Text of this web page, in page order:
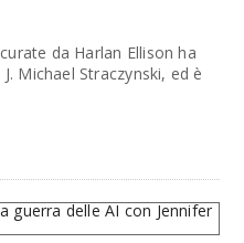
da Harlan Ellison ha
Michael Straczynski, ed è